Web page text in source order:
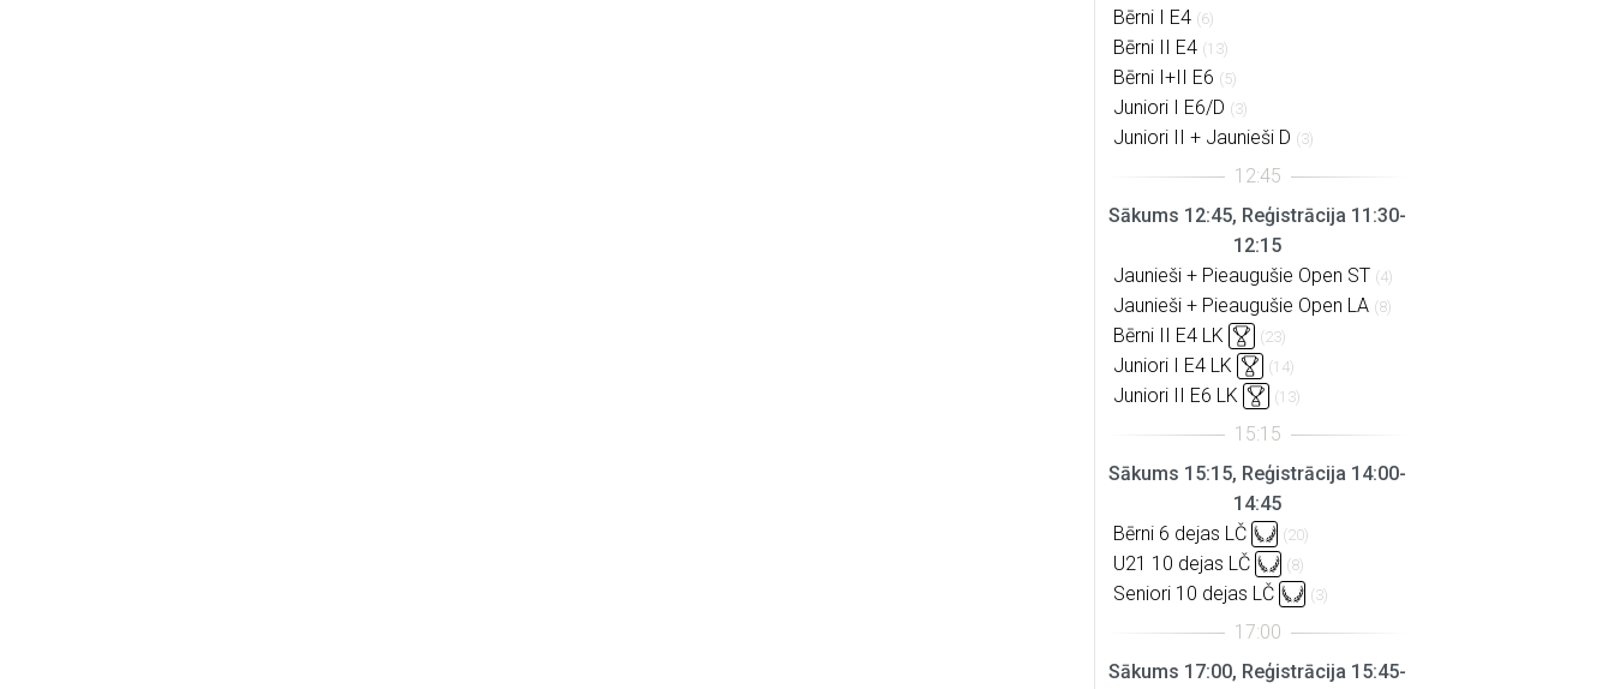
Bērni I E4 (6)
Bērni II E4 (13)
Bērni I+II E6 (5)
Juniori I E6/D (3)
Juniori II + Jaunieši D (3)
Sākums 12:45, Reģistrācija 11:30-
12:15
Jaunieši + Pieaugušie Open ST (4)
Jaunieši + Pieaugušie Open LA (8)
Bērni II E4 LK (23)
Juniori I E4 LK (14)
Juniori II E6 LK (13)
Sākums 15:15, Reģistrācija 14:00-
14:45
Bērni 6 dejas LČ
(20)
U21 10 dejas LČ (8)
Seniori 10 dejas LČ (3)
Sākums 17:00, Reģistrācija 15:45-